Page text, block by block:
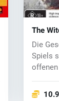
The
Die
Spiels